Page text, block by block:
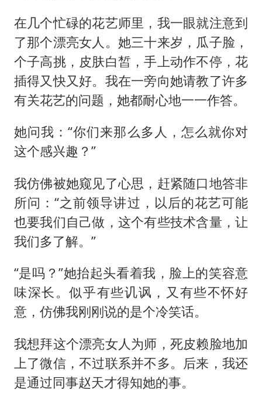
在几个忙碌的花艺师里，我一眼就注意到
了那个漂亮女人。她三十来岁，瓜子脸，
个子高挑，皮肤白皙，手上动作不停，花
插得又快又好。我在一旁向她请教了许多
有关花艺的问题，她都耐心地一一作答。
她问我：“你们来那么多人，怎么就你对
这个感兴趣？”
我仿佛被她窥见了心思，赶紧随口地答非
所问：“之前领导讲过，以后的花艺可能
也要我们自己做，这个有些技术含量，让
我们多了解。”
“是吗？”她抬起头看着我，脸上的笑容意
味深长。似乎有些讥讽，又有些不怀好
意，仿佛我刚刚说的是个冷笑话。
我想拜这个漂亮女人为师，死皮赖脸地加
上了微信，不过联系并不多。后来，我还
是通过同事赵天才得知她的事。